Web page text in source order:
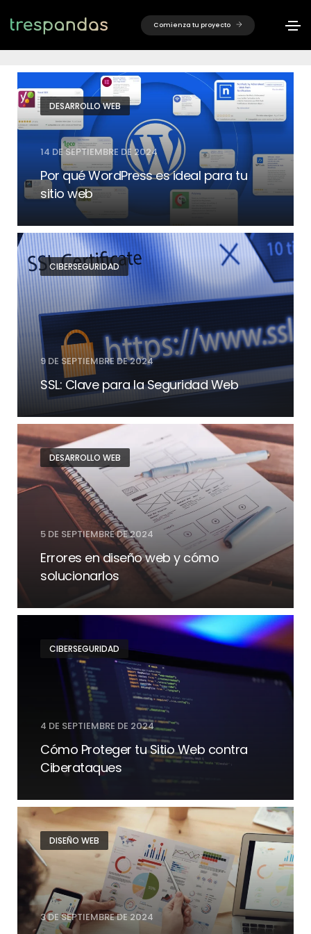
Comienza tu proyecto
Seguridad Web
DESARROLLO WEB
14 DE SEPTIEMBRE DE 2024
Por qué WordPress es ideal para tu
sitio web
CIBERSEGURIDAD
9 DE SEPTIEMBRE DE 2024
SSL: Clave para la Seguridad Web
DESARROLLO WEB
5 DE SEPTIEMBRE DE 2024
Errores en diseño web y cómo
solucionarlos
CIBERSEGURIDAD
4 DE SEPTIEMBRE DE 2024
Cómo Proteger tu Sitio Web contra
Ciberataques
DISEÑO WEB
3 DE SEPTIEMBRE DE 2024